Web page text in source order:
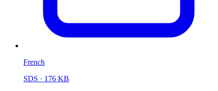
French
SDS · 176 KB